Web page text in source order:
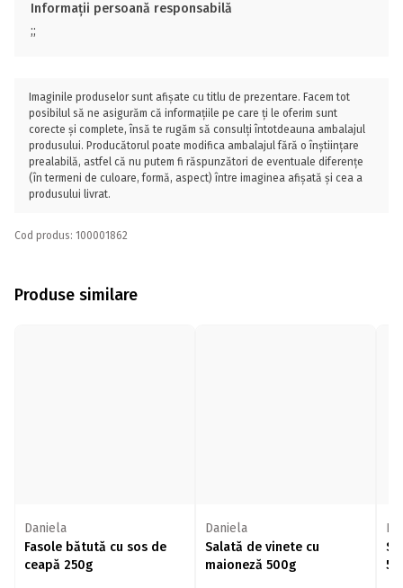
Informații persoană responsabilă
;;
Imaginile produselor sunt afișate cu titlu de prezentare. Facem tot
posibilul să ne asigurăm că informațiile pe care ți le oferim sunt
corecte și complete, însă te rugăm să consulți întotdeauna ambalajul
produsului. Producătorul poate modifica ambalajul fără o înștiințare
prealabilă, astfel că nu putem fi răspunzători de eventuale diferențe
(în termeni de culoare, formă, aspect) între imaginea afișată și cea a
produsului livrat.
Cod produs: 100001862
Produse similare
Daniela
Fasole bătută cu sos de
ceapă 250g
Daniela
Salată de vinete cu
maioneză 500g